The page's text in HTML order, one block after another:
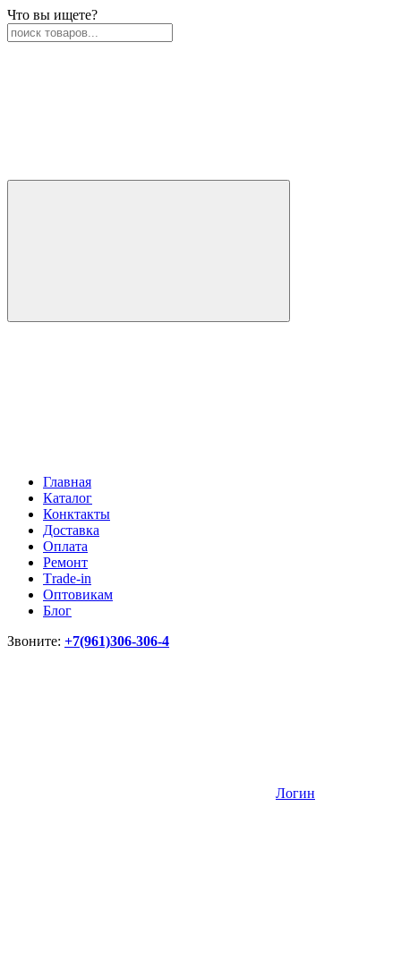
Что вы ищете?
Главная
Каталог
Конктакты
Доставка
Оплата
Ремонт
Тrade-in
Оптовикам
Блог
Звоните: +7(961)306-306-4
Логин